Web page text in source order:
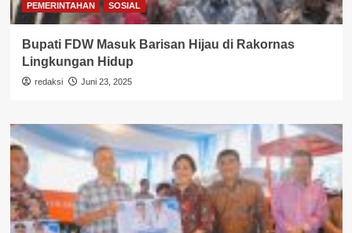
PEMERINTAHAN
SOSIAL
Bupati FDW Masuk Barisan Hijau di Rakornas
Lingkungan Hidup
redaksi Juni 23, 2025